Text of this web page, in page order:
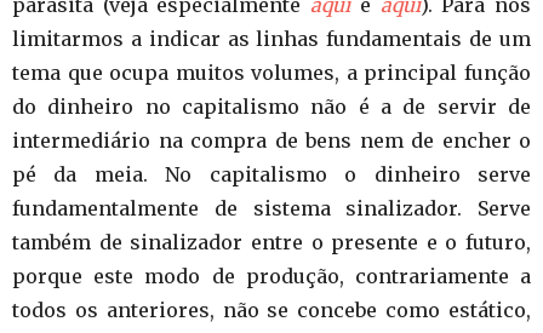
limitarmos a indicar as linhas fundamentais de um
tema que ocupa muitos volumes, a principal função
do dinheiro no capitalismo não é a de servir de
intermediário na compra de bens nem de encher o
pé da meia. No capitalismo o dinheiro serve
fundamentalmente de sistema sinalizador. Serve
também de sinalizador entre o presente e o futuro,
porque este modo de produção, contrariamente a
todos os anteriores, não se concebe como estático,